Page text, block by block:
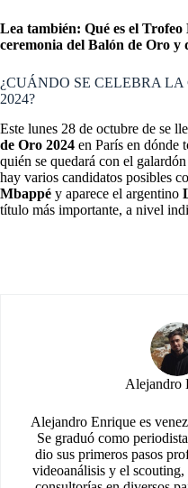
Lea también: Qué es el Trofeo
ceremonia del Balón de Oro y
¿CUÁNDO SE CELEBRA
2024?
Este lunes 28 de octubre de se
de Oro 2024 en París en dónde
quién se quedará con el
hay varios candidatos posibles
Mbappé y aparece el argentino
título más importante, a nivel
Alejandro
Alejandro Enrique es
Se graduó como
dio sus primeros pasos
videoanálisis y el